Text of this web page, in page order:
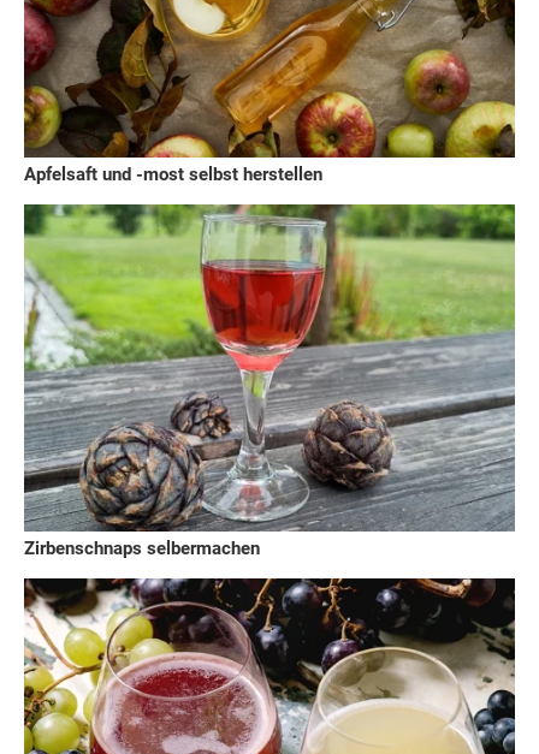
Apfelsaft und -most selbst herstellen
Zirbenschnaps selbermachen